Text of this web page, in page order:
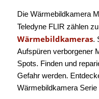
Die Wärmebildkamera
Teledyne FLIR zählen
Wärmebildkameras.
Aufspüren verborgener
Spots. Finden und
Gefahr werden.
Wärmebildkamera